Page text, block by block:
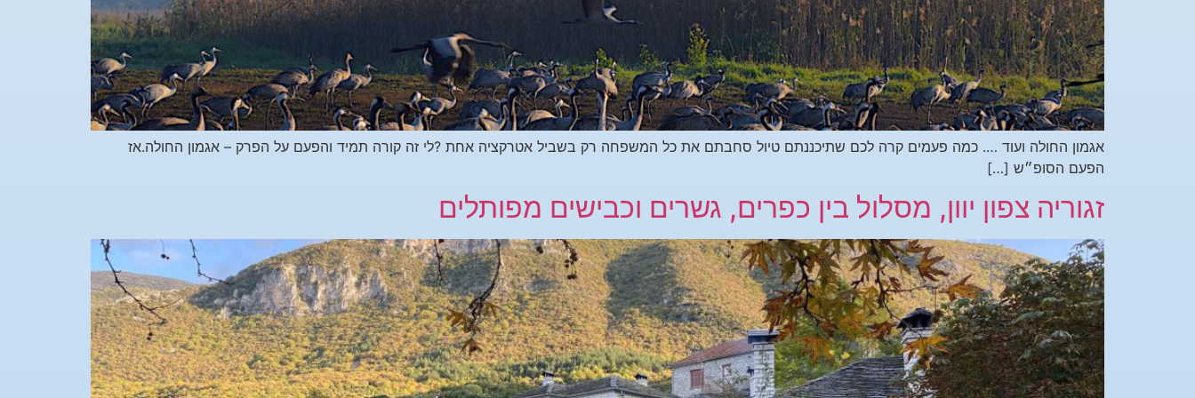
אגמון החולה ועוד …. כמה פעמים קרה לכם שתיכננתם טיול סחבתם את כל המשפחה רק בשביל אטרקציה אחת ?לי זה קורה תמיד והפעם על הפרק – אגמון החולה.אז
הפעם הסופ״ש […]
זגוריה צפון יוון, מסלול בין כפרים, גשרים וכבישים מפותלים